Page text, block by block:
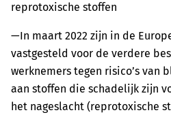
reprotoxische stoffen
—In maart 2022 zijn in de
vastgesteld voor de verdere
werknemers tegen risico’s van
aan stoffen die schadelijk zijn
het nageslacht (reprotoxische